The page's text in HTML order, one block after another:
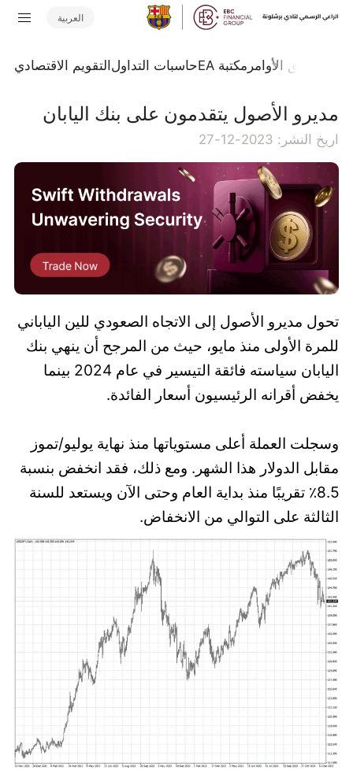
العربية
تدفق الأوامر مكتبة EA حاسبات التداولالتقويم الاقتصادي
مديرو الأصول يتقدمون على بنك اليابان
اريخ النشر: 2023-12-27
تحول مديرو الأصول إلى الاتجاه الصعودي للين الياباني
للمرة الأولى منذ مايو، حيث من المرجح أن ينهي بنك
اليابان سياسته فائقة التيسير في عام 2024 بينما
يخفض أقرانه الرئيسيون أسعار الفائدة.
وسجلت العملة أعلى مستوياتها منذ نهاية يوليو/تموز
مقابل الدولار هذا الشهر. ومع ذلك، فقد انخفض بنسبة
8.5٪ تقريبًا منذ بداية العام وحتى الآن ويستعد للسنة
الثالثة على التوالي من الانخفاض.